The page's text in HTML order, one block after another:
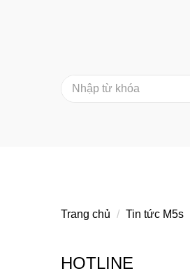
HOTLINE
Trang chủ Tin tức M5s